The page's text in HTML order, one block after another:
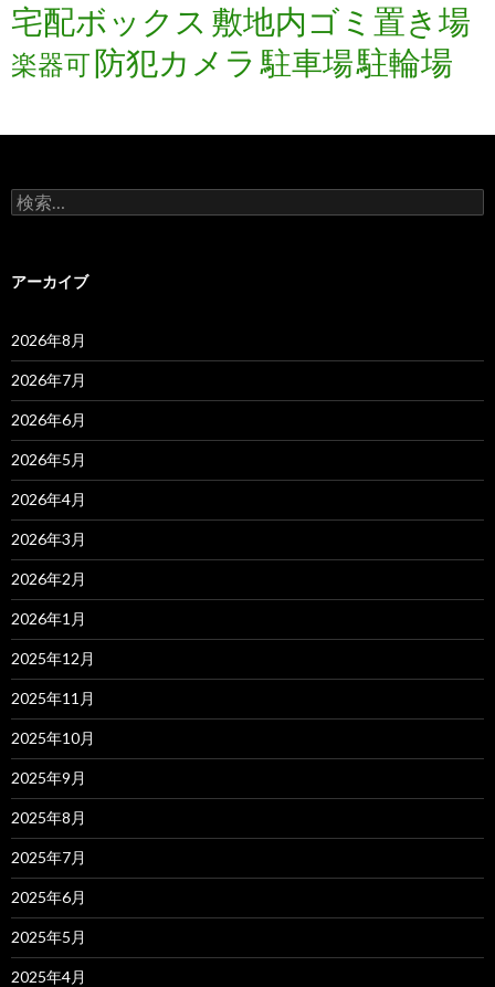
宅配ボックス 敷地内ゴミ置き場
楽器可防犯カメラ 駐車場駐輪場
検
索:
アーカイブ
2026年8月
2026年7月
2026年6月
2026年5月
2026年4月
2026年3月
2026年2月
2026年1月
2025年12月
2025年11月
2025年10月
2025年9月
2025年8月
2025年7月
2025年6月
2025年5月
2025年4月